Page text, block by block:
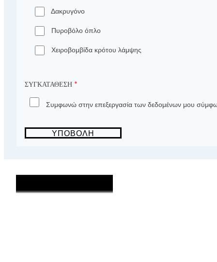
Δακρυγόνο
Πυροβόλο όπλο
Χειροβομβίδα κρότου λάμψης
ΣΥΓΚΑΤΆΘΕΣΗ *
Συμφωνώ στην επεξεργασία των δεδομένων μου
ΥΠΟΒΟΛΉ